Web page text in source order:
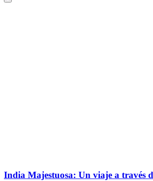
India Majestuosa: Un viaje a través